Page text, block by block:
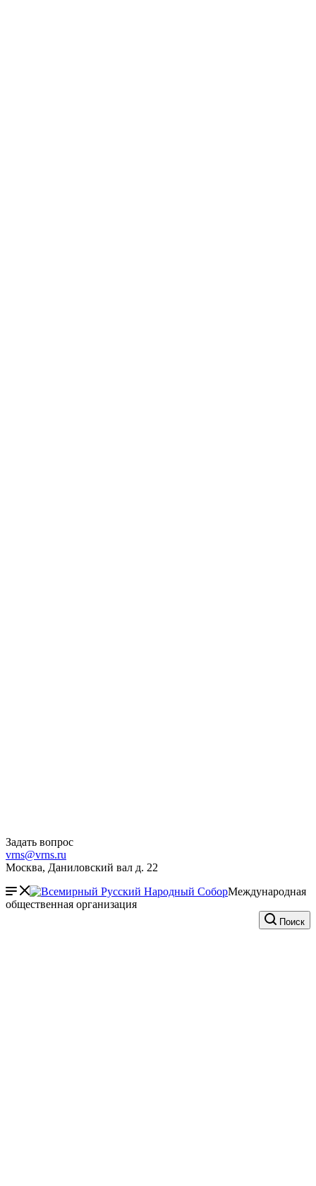
Задать вопрос
vrns@vrns.ru
Москва, Даниловский вал д. 22
Международная
общественная организация
Поиск